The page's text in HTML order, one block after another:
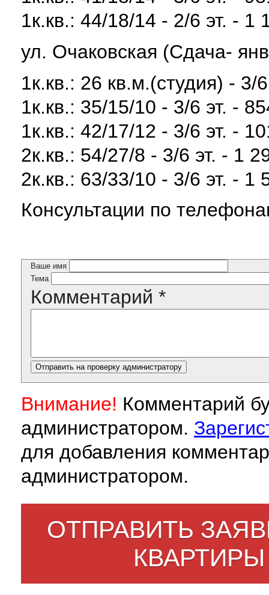
1к.кв.: 44/18/14 - 2/6 эт. - 1
ул. Очаковская (Сдача-
1к.кв.: 26 кв.м.(студия) - 3/
1к.кв.: 35/15/10 - 3/6 эт. -
1к.кв.: 42/17/12 - 3/6 эт. -
2к.кв.: 54/27/8 - 3/6 эт. - 1
2к.кв.: 63/33/10 - 3/6 эт. - 1
Консультации по
Ваше имя
Тема
Комментарий *
Внимание! Комментарий
администратором.
для добавления
администратором.
ОТПРАВИТЬ